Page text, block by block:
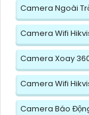
Camera Ngoài
Camera Wifi
Camera Xoay
Camera Wifi
Camera Báo